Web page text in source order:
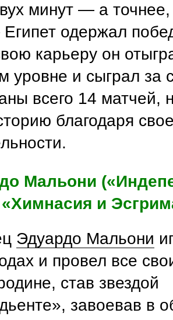
минут — а
одержал
карьеру он
уровне и сыграл за
всего 14 матчей,
благодаря
Мальони
«Химнасия и
Эдуардо Мальони
и провел все
став звездой
завоевав в